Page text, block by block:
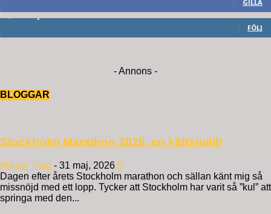
GILLA
FÖLJ
- Annons -
BLOGGAR
Stockholm Marathon 2026, en käftsmäll!
Mikael Tisjö - 31 maj, 2026 0
Dagen efter årets Stockholm marathon och sällan känt mig så
missnöjd med ett lopp. Tycker att Stockholm har varit så ”kul” att
springa med den...